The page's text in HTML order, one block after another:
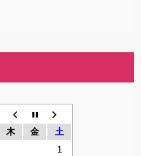
木 金
土
1